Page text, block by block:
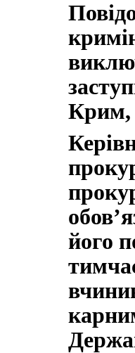
Крим,
його